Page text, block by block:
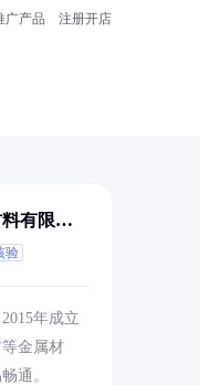
广产品 注册开店
有限公
验
年成立
金属材
通。